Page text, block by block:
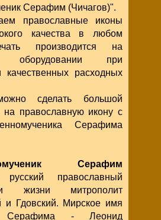
Серафим (Чичагов)".
православные иконы
качества в любом
производится на
оборудовании при
качественных расходных
сделать большой
на православную икону с
Серафима
Серафим
православный
жизни митрополит
и Гдовский. Мирское имя
Серафима - Леонид